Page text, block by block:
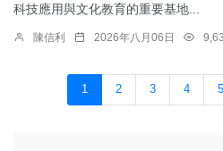
科技應用與文化教育的重要基地...
陳信利 2026年八月06日
1 2 3 4 5